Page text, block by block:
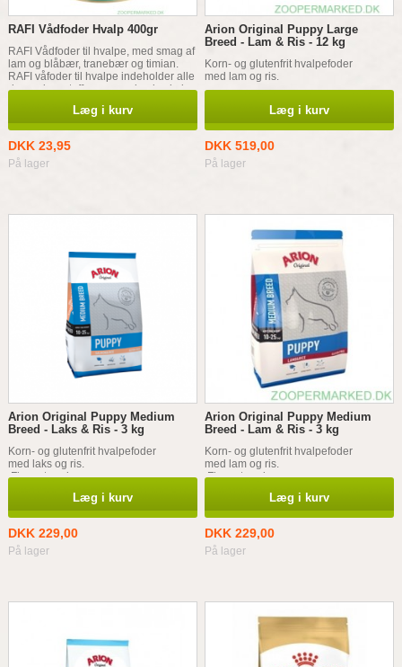
RAFI Vådfoder Hvalp 400gr
RAFI Vådfoder til hvalpe, med smag af
lam og blåbær, tranebær og timian.
RAFI våfoder til hvalpe indeholder alle
de næringsstoffer som en hvalp skal
værdifuld proteinkilde. Med lakseolie
og superfurits.
Læg i kurv
DKK 23,95
På lager
Arion Original Puppy Large
Breed - Lam & Ris - 12 kg
Korn- og glutenfrit hvalpefoder
med lam og ris.
Læg i kurv
DKK 519,00
På lager
Arion Original Puppy Medium
Breed - Laks & Ris - 3 kg
Korn- og glutenfrit hvalpefoder
med laks og ris.
Flere størrelser
Læg i kurv
DKK 229,00
På lager
Arion Original Puppy Medium
Breed - Lam & Ris - 3 kg
Korn- og glutenfrit hvalpefoder
med lam og ris.
Flere størrelser
Læg i kurv
DKK 229,00
På lager